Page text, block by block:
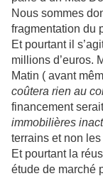
Nous sommes
fragmentation du
Et pourtant il
millions d’euros.
Matin ( avant
coûtera rien au
financement
immobilières
terrains et non
Et pourtant la
étude de marché